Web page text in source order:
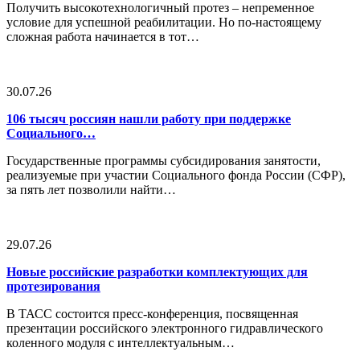
Получить высокотехнологичный протез – непременное
условие для успешной реабилитации. Но по-настоящему
сложная работа начинается в тот…
30.07.26
106 тысяч россиян нашли работу при поддержке
Социального…
Государственные программы субсидирования занятости,
реализуемые при участии Социального фонда России (СФР),
за пять лет позволили найти…
29.07.26
Новые российские разработки комплектующих для
протезирования
В ТАСС состоится пресс-конференция, посвященная
презентации российского электронного гидравлического
коленного модуля с интеллектуальным…